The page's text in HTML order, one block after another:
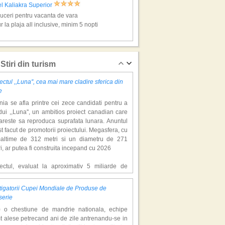
Kaliakra Superior
pentru vacanta de vara
la plaja all inclusive, minim 5 nopti
de Aur, super vacante
Dolce Vita
la plaja all inclusive, minim 5 nopti
de Aur, super vacante
Stiri din turism
,,Luna'', cea mai mare cladire sferica din
se afla printre cei zece candidati pentru a
,,Luna'', un ambitios proiect canadian care
sa reproduca suprafata lunara. Anuntul
facut de promotorii proiectului. Megasfera, cu
de 312 metri si un diametru de 271
ar putea fi construita incepand cu 2026
evaluat la aproximativ 5 miliarde de
include un complex de 200 de hectare, cu
facilitati de recreere si zone rezidentiale.
depaseste ideea unui simplu hotel
de turisti anual. �Luna� ar putea deveni
de top, 2,5 milioane de vizitatori fiind
Cupei Mondiale de Produse de
o chestiune de mandrie nationala, echipe
alese petrecand ani de zile antrenandu-se in